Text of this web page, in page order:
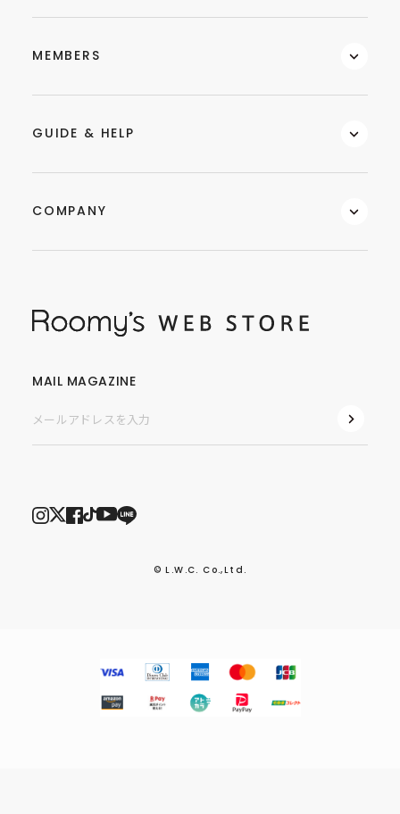
MEMBERS
GUIDE & HELP
COMPANY
MAIL MAGAZINE
© L.W.C. Co.,Ltd.